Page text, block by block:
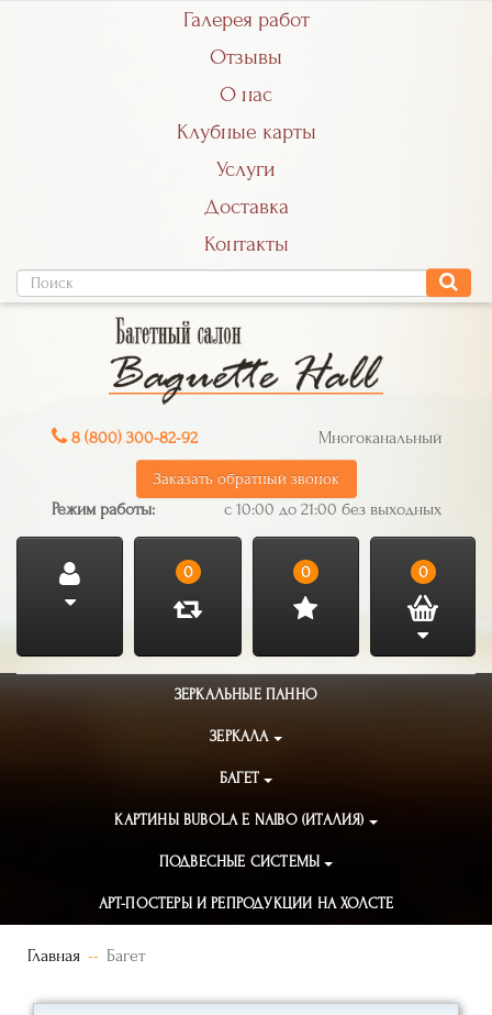
Галерея работ
Отзывы
О нас
Клубные карты
Услуги
Доставка
Контакты
8 (800) 300-82-92 Многоканальный
Заказать обратный звонок
Режим работы: с 10:00 до 21:00 без выходных
0 0 0
ЗЕРКАЛЬНЫЕ ПАННО
ЗЕРКАЛА
БАГЕТ
КАРТИНЫ BUBOLA E NAIBO (ИТАЛИЯ)
ПОДВЕСНЫЕ СИСТЕМЫ
АРТ-ПОСТЕРЫ И РЕПРОДУКЦИИ НА ХОЛСТЕ
Главная Багет